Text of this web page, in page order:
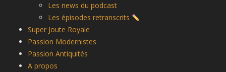
Les news du podcast
Les épisodes retranscrits
Super Joute Royale
Passion Modernistes
Passion Antiquités
A propos